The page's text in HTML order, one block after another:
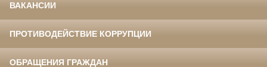
ВАКАНСИИ
ПРОТИВОДЕЙСТВИЕ КОРРУПЦИИ
ОБРАЩЕНИЯ ГРАЖДАН